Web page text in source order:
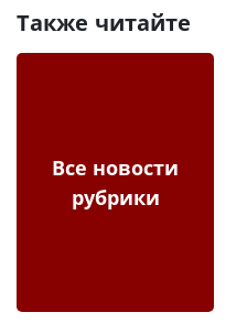
Также читайте
Все новости
рубрики